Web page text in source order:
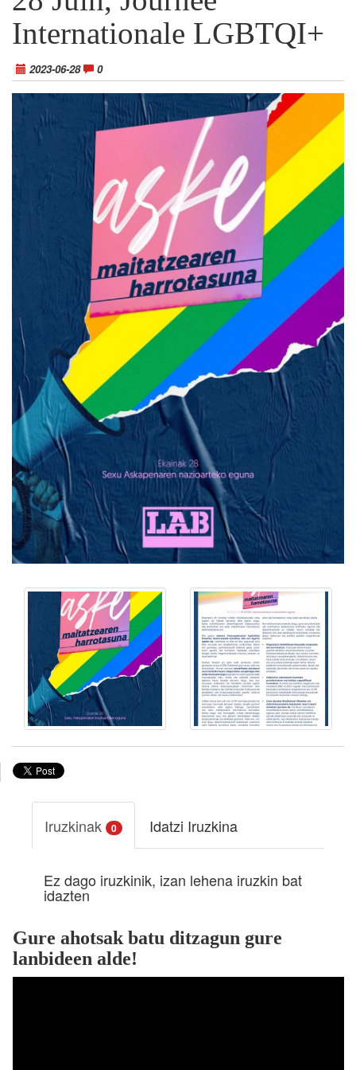
Internationale LGBTQI+
2023-06-28 0
Iruzkinak 0 Idatzi Iruzkina
Ez dago iruzkinik, izan lehena iruzkin bat
idazten
Gure ahotsak batu ditzagun gure
lanbideen alde!